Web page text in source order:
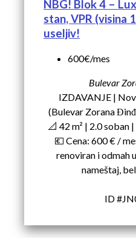
NBG! Blok 4 –
stan, VPR (visina
useljiv!
600€/mes
Bulevar
IZDAVANJE |
(Bulevar Zorana
📐 42 m² | 2.0 soban
💶 Cena: 600 € /
renoviran i odmah
nameštaj,
ID